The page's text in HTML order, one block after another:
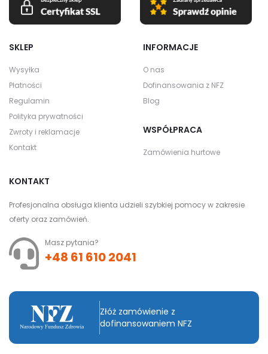
SKLEP
Wysyłka
Płatności
Regulamin
Polityka prywatności
Zwroty i reklamacje
Kontakt
INFORMACJE
O nas
Dofinansowania z NFZ
Blog
WSPÓŁPRACA
Zamówienia hurtowe
KONTAKT
Profesjonalna obsługa klienta udzieli szybkiej pomocy w zakresie
oferty oraz zamówień.
Masz pytania?
+48 61 610 2041
Złóż zamówienie z
dofinansowaniem NFZ